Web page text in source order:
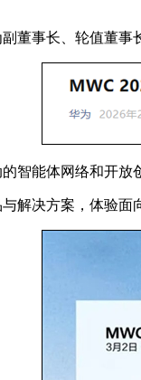
董事长、轮值董事
智能体网络和开
解决方案，体验面